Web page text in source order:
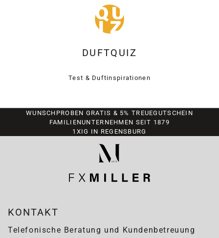
DUFTQUIZ
Test & Duftinspirationen
WUNSCHPROBEN GRATIS & 5% TREUEGUTSCHEIN
FAMILIENUNTERNEHMEN SEIT 1879
1XIG IN REGENSBURG
KONTAKT
Telefonische Beratung und Kundenbetreuung